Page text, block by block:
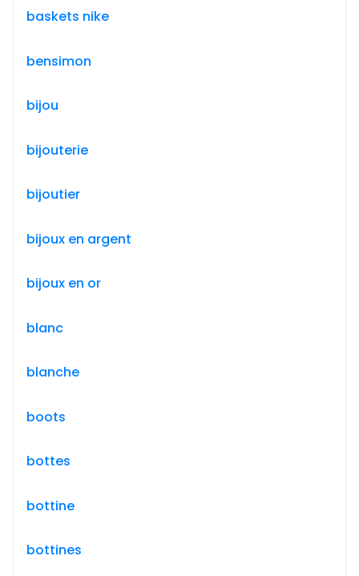
baskets nike
bensimon
bijou
bijouterie
bijoutier
bijoux en argent
bijoux en or
blanc
blanche
boots
bottes
bottine
bottines